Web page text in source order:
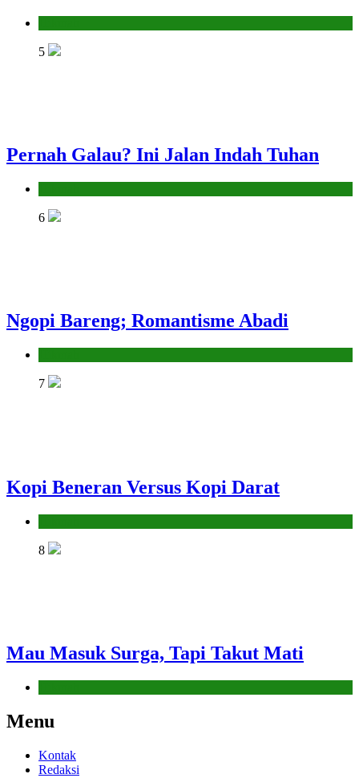
5
Pernah Galau? Ini Jalan Indah Tuhan
6
Ngopi Bareng; Romantisme Abadi
7
Kopi Beneran Versus Kopi Darat
8
Mau Masuk Surga, Tapi Takut Mati
Menu
Kontak
Redaksi